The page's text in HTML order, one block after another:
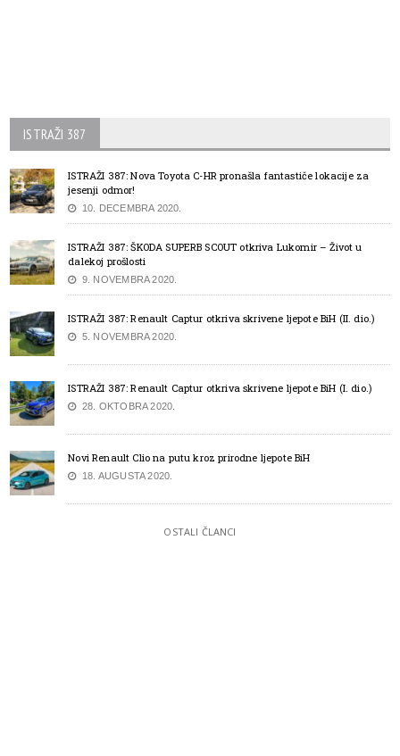
ISTRAŽI 387
ISTRAŽI 387: Nova Toyota C-HR pronašla fantastiče lokacije za
jesenji odmor!
10. DECEMBRA 2020.
ISTRAŽI 387: ŠKODA SUPERB SCOUT otkriva Lukomir – Život u
dalekoj prošlosti
9. NOVEMBRA 2020.
ISTRAŽI 387: Renault Captur otkriva skrivene ljepote BiH (II. dio.)
5. NOVEMBRA 2020.
ISTRAŽI 387: Renault Captur otkriva skrivene ljepote BiH (I. dio.)
28. OKTOBRA 2020.
Novi Renault Clio na putu kroz prirodne ljepote BiH
18. AUGUSTA 2020.
OSTALI ČLANCI